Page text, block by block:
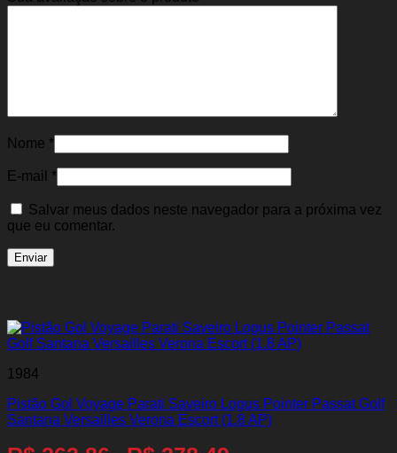
Nome *
E-mail *
Salvar meus dados neste navegador para a próxima vez
que eu comentar.
1984
Pistão Gol Voyage Parati Saveiro Logus Pointer Passat Golf
Santana Versailles Verona Escort (1.8 AP)